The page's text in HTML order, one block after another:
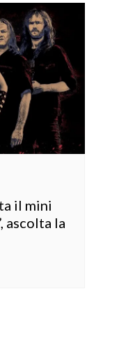
il mini
ascolta la